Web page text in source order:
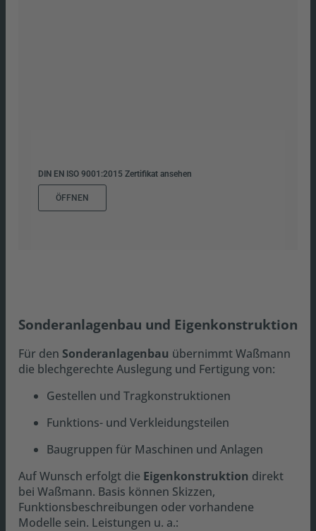
DIN EN ISO 9001:2015 Zertifikat ansehen
ÖFFNEN
Sonderanlagenbau und Eigenkonstruktion
Für den Sonderanlagenbau übernimmt Waßmann
die blechgerechte Auslegung und Fertigung von:
Gestellen und Tragkonstruktionen
Funktions- und Verkleidungsteilen
Baugruppen für Maschinen und Anlagen
Auf Wunsch erfolgt die Eigenkonstruktion direkt
bei Waßmann. Basis können Skizzen,
Funktionsbeschreibungen oder vorhandene
Modelle sein. Leistungen u. a.: